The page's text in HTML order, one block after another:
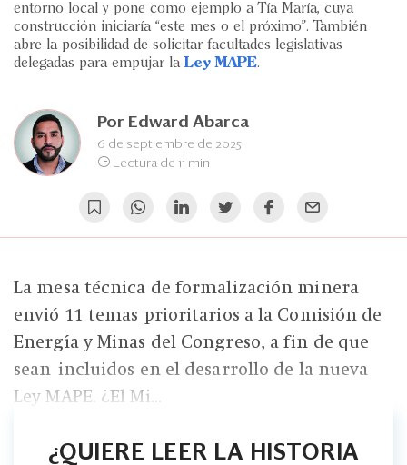
entorno local y pone como ejemplo a Tía María, cuya
construcción iniciaría “este mes o el próximo”. También
abre la posibilidad de solicitar facultades legislativas
delegadas para empujar la
Ley MAPE.
Por Edward Abarca
6 de septiembre de 2025
Lectura de 11 min
La mesa técnica de formalización minera
envió 11 temas prioritarios a la Comisión de
Energía y Minas del Congreso, a fin de que
sean incluidos en el desarrollo de la nueva
Ley MAPE. ¿El Mi...
¿QUIERE LEER LA HISTORIA